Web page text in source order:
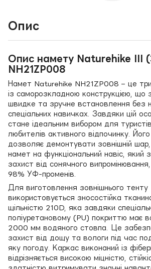
Опис
Опис намету Naturehike III
NH21ZP008
Намет Naturehike NH21ZP008 – це
із саморозкладною конструкцією, що
швидке та зручне встановлення без
спеціальних навичках. Завдяки цій
стане ідеальним вибором для
любителів активного відпочинку. Його
дозволяє демонтувати зовнішній
намет на функціональний навіс, який
захист від сонячного
98% УФ-променів.
Для виготовлення зовнішнього тенту
використовується зносостійка
щільністю 210D, яка завдяки
поліуретановому (PU) покриттю має
2000 мм водяного стовпа. Це
захист від дощу та вологи під час
яку погоду. Каркас виконаний із
відрізняється високою міцністю,